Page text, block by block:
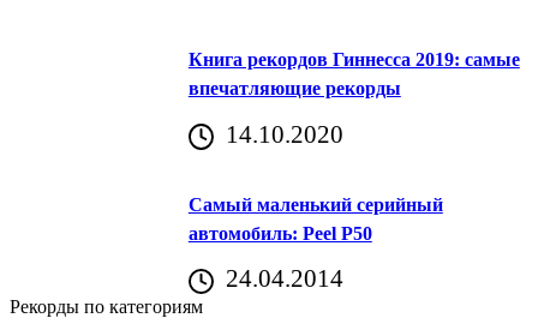
Книга рекордов Гиннесса 2019: самые
впечатляющие рекорды
14.10.2020
Самый маленький серийный
автомобиль: Peel P50
24.04.2014
Рекорды по категориям